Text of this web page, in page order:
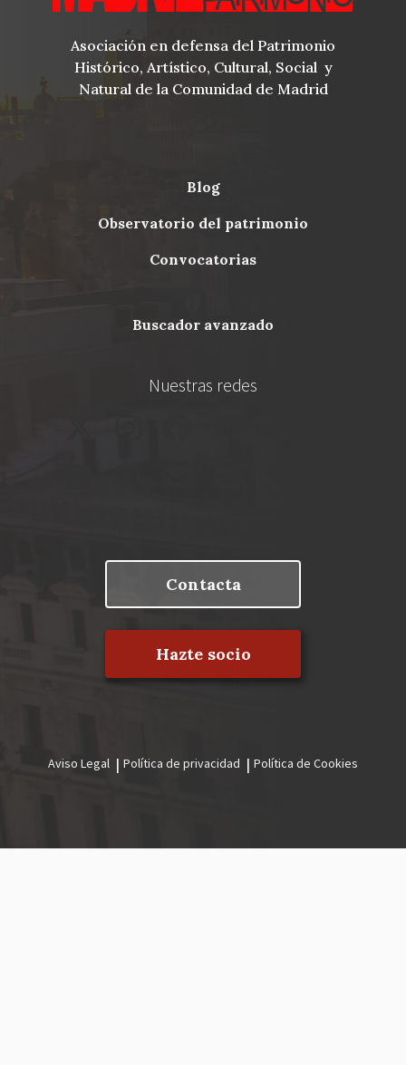
Asociación en defensa del Patrimonio
Histórico, Artístico, Cultural, Social y
Natural de la Comunidad de Madrid
Menu
blog
observatorio del patrimonio
convocatorias
buscador avanzado
Nuestras redes
Contacta
Hazte socio
legal
Aviso Legal Política de privacidad Política de Cookies